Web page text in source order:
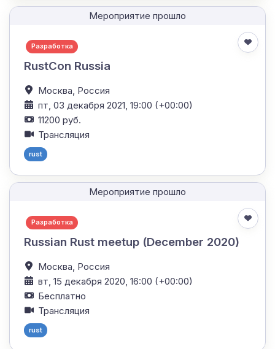
Мероприятие прошло
Разработка
RustCon Russia
Москва, Россия
пт, 03 декабря 2021, 19:00 (+00:00)
11200 руб.
Трансляция
rust
Мероприятие прошло
Разработка
Russian Rust meetup (December 2020)
Москва, Россия
вт, 15 декабря 2020, 16:00 (+00:00)
Бесплатно
Трансляция
rust